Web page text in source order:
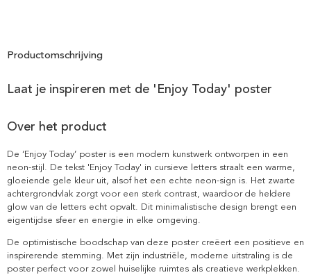
Productomschrijving
Laat je inspireren met de 'Enjoy Today' poster
Over het product
De ‘Enjoy Today’ poster is een modern kunstwerk ontworpen in een
neon-stijl. De tekst 'Enjoy Today' in cursieve letters straalt een warme,
gloeiende gele kleur uit, alsof het een echte neon-sign is. Het zwarte
achtergrondvlak zorgt voor een sterk contrast, waardoor de heldere
glow van de letters echt opvalt. Dit minimalistische design brengt een
eigentijdse sfeer en energie in elke omgeving.
De optimistische boodschap van deze poster creëert een positieve en
inspirerende stemming. Met zijn industriële, moderne uitstraling is de
poster perfect voor zowel huiselijke ruimtes als creatieve werkplekken.